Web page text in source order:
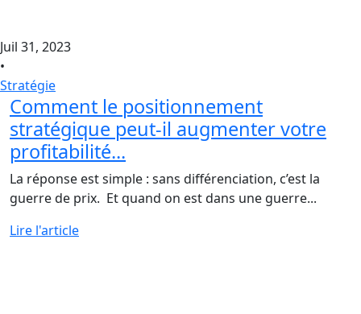
Juil 31, 2023
•
Stratégie
Comment le positionnement
stratégique peut-il augmenter votre
profitabilité...
La réponse est simple : sans différenciation, c’est la
guerre de prix. Et quand on est dans une guerre...
Lire l'article